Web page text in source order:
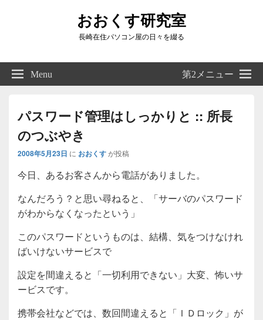
おおくす研究室
長崎在住パソコン屋の日々を綴る
Right
Sidebar
Widget
Menu 第2メニュー
パスワード管理はしっかりと :: 所長
のつぶやき
2008年5月23日 に おおくすが投稿
今日、あるお客さんから電話がありました。
なんだろう？と思い尋ねると、「サーバのパスワード
がわからなくなったという」
このパスワードというものは、結構、気をつけなけれ
ばいけないサービスで
設定を間違えると「一切利用できない」大変、怖いサ
ービスです。
携帯会社などでは、数回間違えると「ＩＤロック」が